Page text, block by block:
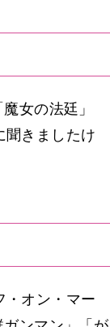
女の法廷」
聞きましたけ
・オン・マー